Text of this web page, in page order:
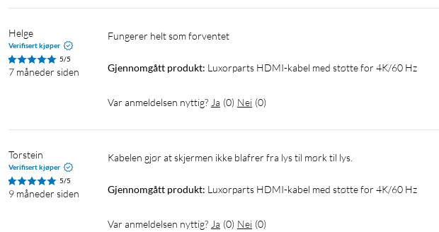
Helge
Verifisert kjøper
5/5
7 måneder siden
Fungerer helt som forventet
Gjennomgått produkt: Luxorparts HDMI-kabel med støtte for 4K/60 Hz
Var anmeldelsen nyttig? Ja (0) Nei (0)
Torstein
Verifisert kjøper
5/5
9 måneder siden
Kabelen gjør at skjermen ikke blafrer fra lys til mørk til lys.
Gjennomgått produkt: Luxorparts HDMI-kabel med støtte for 4K/60 Hz
Var anmeldelsen nyttig? Ja (0) Nei (0)